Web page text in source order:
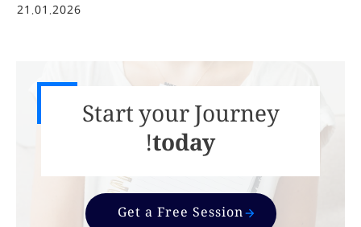
21.01.2026
Start your Journey
today!
Get a Free Session